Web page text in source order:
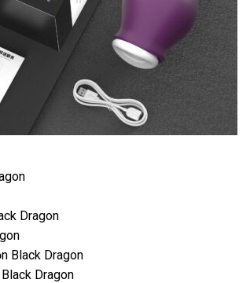
Dragon
Black Dragon
Dragon